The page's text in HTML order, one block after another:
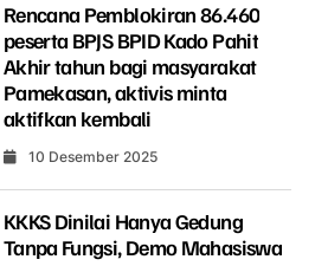
Rencana Pemblokiran 86.460
peserta BPJS BPID Kado Pahit
Akhir tahun bagi masyarakat
Pamekasan, aktivis minta
aktifkan kembali
10 Desember 2025
KKKS Dinilai Hanya Gedung
Tanpa Fungsi, Demo Mahasiswa